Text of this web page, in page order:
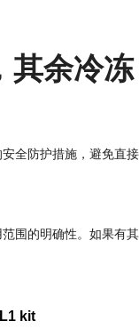
其余冷冻
全防护措施，避免直接
围的明确性。如果有其
kit